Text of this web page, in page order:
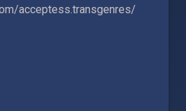
acceptess.transgenres/